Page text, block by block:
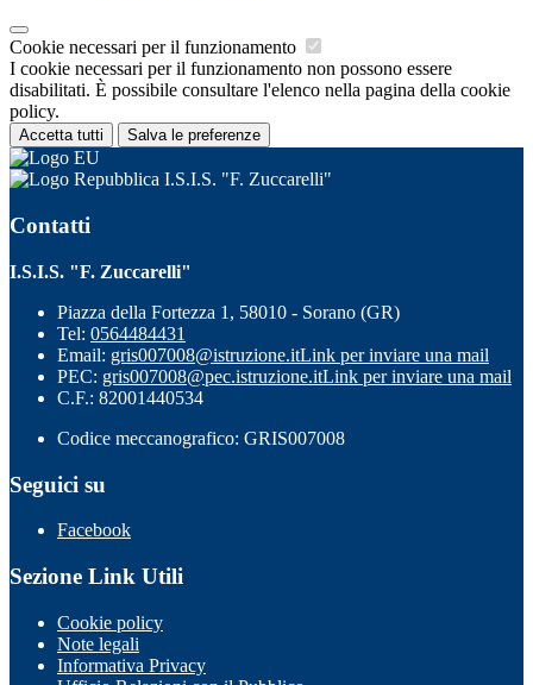
Cookie necessari per il funzionamento
I cookie necessari per il funzionamento non possono essere
disabilitati. È possibile consultare l'elenco nella pagina della cookie
policy.
Accetta tutti Salva le preferenze
I.S.I.S. "F. Zuccarelli"
Contatti
I.S.I.S. "F. Zuccarelli"
Piazza della Fortezza 1, 58010 - Sorano (GR)
Tel: 0564484431
Email: gris007008@istruzione.itLink per inviare una mail
PEC: gris007008@pec.istruzione.itLink per inviare una mail
C.F.: 82001440534
Codice meccanografico: GRIS007008
Seguici su
Facebook
Sezione Link Utili
Cookie policy
Note legali
Informativa Privacy